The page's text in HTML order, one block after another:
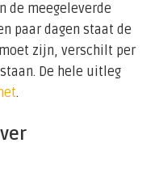
de meegeleverde
paar dagen staat de
zijn, verschilt per
De hele uitleg
.